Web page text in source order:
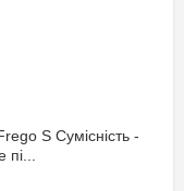
S Сумісність -